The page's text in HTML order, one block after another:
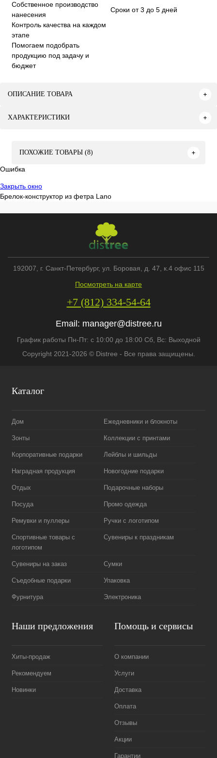
Собственное производство
нанесения
Сроки от 3 до 5 дней
Контроль качества на каждом
этапе
Помогаем подобрать
продукцию под задачу и
бюджет
ОПИСАНИЕ ТОВАРА
ХАРАКТЕРИСТИКИ
ПОХОЖИЕ ТОВАРЫ (8)
Ошибка
Закрыть окно
Брелок-конструктор из фетра Lano
Каталог
Дом Ежедневники и блокноты
Зонты Коллекции с принтами
Корпоративные подарки Лейблы и шильды
Наградная продукция Новогодние подарки
Отдых Подарочные наборы
Посуда Промо одежда
Ремувки и пуллеры Ручки с логотипом
Спортивные товары с
логотипом
Сувениры к праздникам
Сувениры на заказ Сумки
Съедобные подарки Упаковка
Фурнитура Электроника
Наши предложения
Хиты-продаж
Рекомендуем
Новинки
Помощь и сервисы
О компании
Услуги
Доставка
Оплата
Отзывы
Акции
Гарантии
192007 , г. Санкт-Петербург, ул. Боровая, д. 47, к.4 офис 115
Посмотреть на карте
+7 (812) 334-54-64
Email: manager@distree.ru
График работы Пн-Пт: с 10:00 до 18:00 Сб, Вс: Выходной
Copyright 2021-2026 © Distree - Все права защищены.